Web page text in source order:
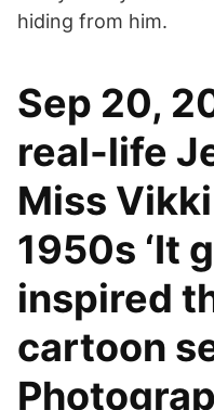
hiding from him.
Sep 20,
real-life
Miss
1950s ‘It
inspired
cartoon